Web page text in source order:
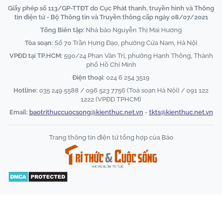
Giấy phép số 113/GP-TTĐT do Cục Phát thanh, truyền hình và Thông
tin điện tử - Bộ Thông tin và Truyền thông cấp ngày 08/07/2021
Tổng Biên tập: Nhà báo Nguyễn Thị Mai Hương
Tòa soạn: Số 70 Trần Hưng Đạo, phường Cửa Nam, Hà Nội
VPĐD tại TP.HCM: 590/24 Phan Văn Trị, phường Hạnh Thông, Thành
phố Hồ Chí Minh
Điện thoại: 024 6 254 3519
Hotline: 035 249 5588 / 096 523 7756 (Toà soạn Hà Nội) / 091 122
1222 (VPĐD TPHCM)
Email: baotrithuccuocsong@kienthuc.net.vn - tkts@kienthuc.net.vn
Trang thông tin điện tử tổng hợp của Báo